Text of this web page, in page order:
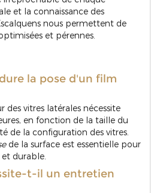
et la connaissance des
nous permettent de
et pérennes.
la pose d'un film
des vitres latérales nécessite
en fonction de la taille du
de la configuration des vitres.
de la surface est essentielle pour
durable.
t-il un entretien